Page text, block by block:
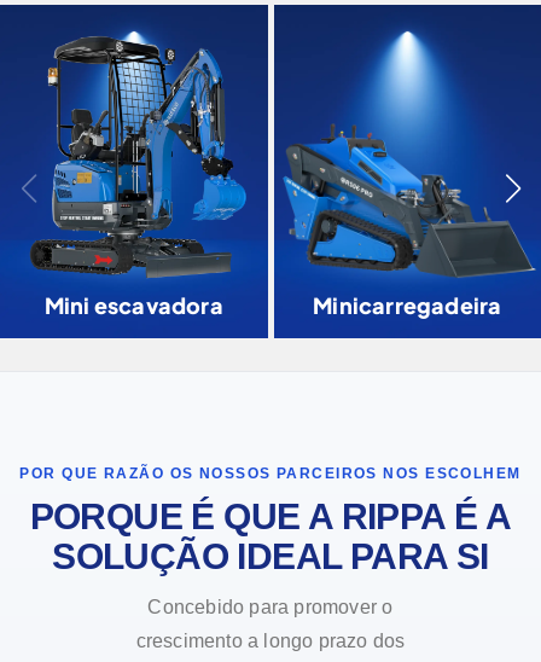
Mini escavadora Minicarregadeira
POR QUE RAZÃO OS NOSSOS PARCEIROS NOS ESCOLHEM
PORQUE É QUE A RIPPA É A
SOLUÇÃO IDEAL PARA SI
Concebido para promover o
crescimento a longo prazo dos